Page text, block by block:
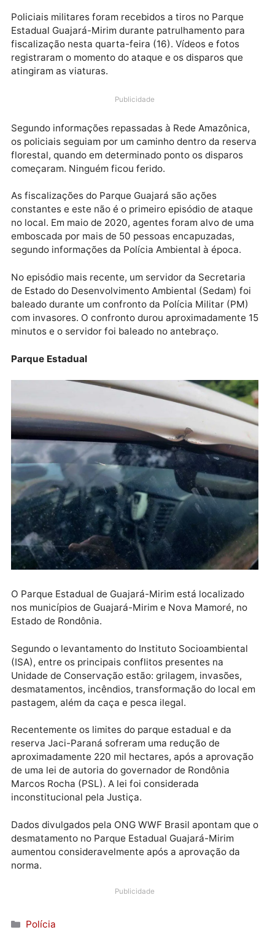
Policiais militares foram recebidos a tiros no Parque
fiscalização nesta quarta-feira (16). Vídeos e fotos
atingiram as viaturas.
Publicidade
Segundo informações repassadas à Rede
os policiais seguiam por um caminho dentro da
florestal, quando em determinado ponto os disparos
começaram. Ninguém ficou ferido.
constantes e este não é o primeiro episódio de
no local. Em maio de 2020, agentes foram alvo de
emboscada por mais de 50 pessoas encapuzadas,
segundo informações da Polícia Ambiental à época.
No episódio mais recente, um servidor da Secretaria
baleado durante um confronto da Polícia Militar
com invasores. O confronto durou aproximadamente
minutos e o servidor foi baleado no antebraço.
Parque Estadual
O Parque Estadual de Guajará-Mirim está localizado
nos municípios de Guajará-Mirim e Nova Mamoré, no
Estado de Rondônia.
Segundo o levantamento do Instituto Socioambiental
(ISA), entre os principais conflitos presentes na
Unidade de Conservação estão: grilagem, invasões,
pastagem, além da caça e pesca ilegal.
Recentemente os limites do parque estadual e da
aproximadamente 220 mil hectares, após a
Marcos Rocha (PSL). A lei foi considerada